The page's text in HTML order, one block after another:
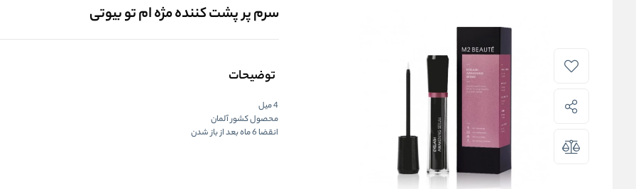
سرم پر پشت کننده مژه ام تو بیوتی
توضیحات
4 میل
محصول کشور آلمان
انقضا 6 ماه بعد از باز شدن